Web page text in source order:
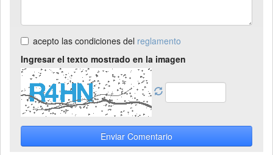
acepto las condiciones del reglamento
Ingresar el texto mostrado en la imagen
Enviar Comentario